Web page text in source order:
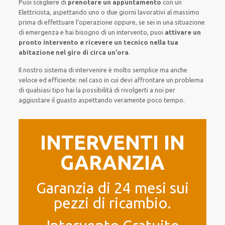
Puoi scegliere di prenotare un appuntamento con un
Elettricista, aspettandouno o due giorni lavorativi al massimo
prima dieffettuare l’operazione oppure, se sei in una situazione
di emergenza e hai bisogno diun intervento, puoi attivare un
pronto intervento e ricevere un tecnico nella tua
abitazione nel giro di circa un’ora.
Il nostro sistema di intervenire èmolto semplice ma anche
veloce ed efficiente: nel caso in cuidevi affrontareun problema
di qualsiasi tipo hai la possibilità di rivolgerti a noi per
aggiustare ilguasto aspettando veramente poco tempo.
INTERVENTI IN
GARANZIA
Garanzia di 24 mesi sui
pezzi di ricambio.